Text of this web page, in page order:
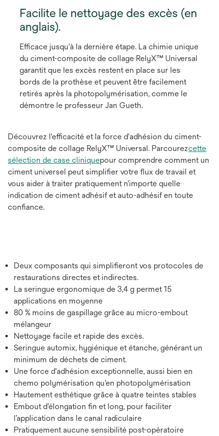
Facilite le nettoyage des excès (en
anglais).
Efficace jusqu'à la dernière étape. La chimie unique
du ciment-composite de collage RelyX™ Universal
garantit que les excès restent en place sur les
bords de la prothèse et peuvent être facilement
retirés après la photopolymérisation, comme le
démontre le professeur Jan Gueth.
Découvrez l'efficacité et la force d'adhésion du ciment-
composite de collage RelyX™ Universal. Parcourezcette
sélection de case cliniquepour comprendre comment un
ciment universel peut simplifier votre flux de travail et
vous aider à traiter pratiquement n'importe quelle
indication de ciment adhésif et auto-adhésif en toute
conﬁance.
Deux composants qui simplifieront vos protocoles de
restaurations directes et indirectes.
La seringue ergonomique de 3,4 g permet 15
applications en moyenne
80 % moins de gaspillage grâce au micro-embout
mélangeur
Nettoyage facile et rapide des excès.
Seringue automix, hygiénique et étanche, générant un
minimum de déchets de ciment.
Une force d'adhésion exceptionnelle, aussi bien en
chemo polymérisation qu'en photopolymérisation
Hautement esthétique grâce à quatre teintes stables
Embout d’élongation fin et long, pour faciliter
l’application dans le canal radiculaire
Pratiquement aucune sensibilité post-opératoire